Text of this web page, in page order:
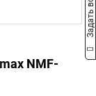
NMF-